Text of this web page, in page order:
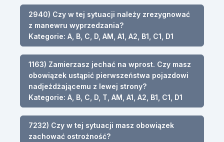
2940) Czy w tej sytuacji należy zrezygnować
z manewru wyprzedzania?
Kategorie: A, B, C, D, AM, A1, A2, B1, C1, D1
1163) Zamierzasz jechać na wprost. Czy masz
obowiązek ustąpić pierwszeństwa pojazdowi
nadjeżdżającemu z lewej strony?
Kategorie: A, B, C, D, T, AM, A1, A2, B1, C1, D1
7232) Czy w tej sytuacji masz obowiązek
zachować ostrożność?